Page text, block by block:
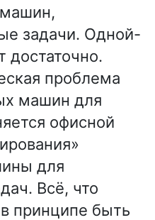
задачи. Одной-
достаточно.
проблема
машин для
офисной
для
Всё, что
принципе быть